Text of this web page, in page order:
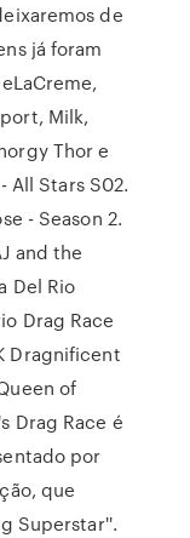
de
já foram
Milk,
Thor e
All Stars S02.
- Season 2.
and the
Del Rio
Drag Race
Dragnificent
of
Drag Race é
por
que
Superstar''.